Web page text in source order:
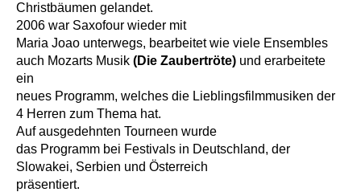
Christbäumen gelandet.
2006 war Saxofour wieder mit
Maria Joao unterwegs, bearbeitet wie viele Ensembles
auch Mozarts Musik (Die Zaubertröte) und erarbeitete
ein
neues Programm, welches die Lieblingsfilmmusiken der
4 Herren zum Thema hat.
Auf ausgedehnten Tourneen wurde
das Programm bei Festivals in Deutschland, der
Slowakei, Serbien und Österreich
präsentiert.